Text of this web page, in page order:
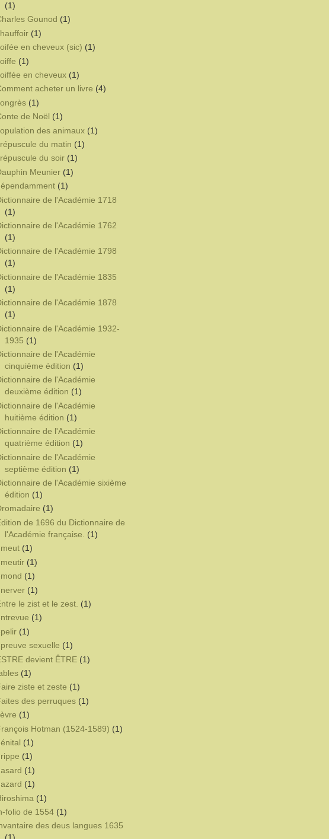
(1)
Gounod (1)
(1)
en cheveux (sic) (1)
(1)
en cheveux (1)
acheter un livre (4)
(1)
de Noël
(1)
des animaux (1)
du matin (1)
du soir (1)
Meunier (1)
(1)
de l'Académie 1718
(1)
de l'Académie 1762
(1)
de l'Académie 1798
(1)
de l'Académie 1835
(1)
de l'Académie 1878
(1)
de l'Académie 1932-
1935 (1)
de l'Académie
cinquième édition (1)
de l'Académie
deuxième édition (1)
de l'Académie
huitième édition (1)
de l'Académie
quatrième édition (1)
de l'Académie
septième édition (1)
de l'Académie sixième
édition (1)
(1)
de 1696 du Dictionnaire de
l'Académie française.
(1)
(1)
(1)
(1)
(1)
le zist et le zest. (1)
(1)
(1)
sexuelle (1)
devient ÊTRE (1)
(1)
ziste et zeste (1)
des perruques (1)
(1)
Hotman (1524-1589) (1)
(1)
(1)
(1)
(1)
(1)
folio de 1554 (1)
des deus langues 1635